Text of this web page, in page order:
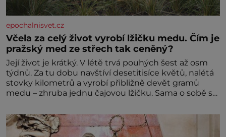
epochalnisvet.cz
Včela za celý život vyrobí lžičku medu. Čím je
pražský med ze střech tak ceněný?
Její život je krátký. V létě trvá pouhých šest až osm
týdnů. Za tu dobu navštíví desetitisíce květů, nalétá
stovky kilometrů a vyrobí přibližně devět gramů
medu – zhruba jednu čajovou lžičku. Sama o sobě se
dalšími desítkami tisíc příslušnic svého včelstva,
vznikne jeden z nejdokonalejších organismů